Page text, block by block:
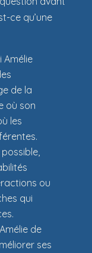
ce qu’une
Amélie
de la
où son
les
possible,
ou
qui
de
ses